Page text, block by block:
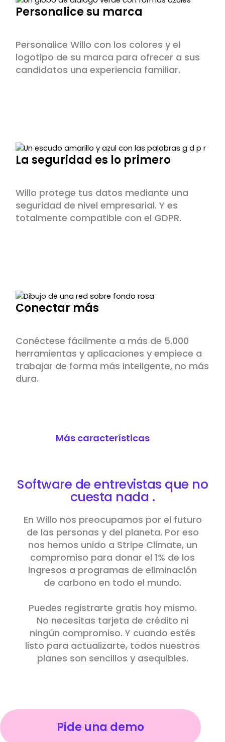
Personalice su marca
Personalice Willo con los colores y el
logotipo de su marca para ofrecer a sus
candidatos una experiencia familiar.
La seguridad es lo primero
Willo protege tus datos mediante una
seguridad de nivel empresarial. Y es
totalmente compatible con el GDPR.
Conectar más
Conéctese fácilmente a más de 5.000
herramientas y aplicaciones y empiece a
trabajar de forma más inteligente, no más
dura.
Más características
Software de entrevistas que no
cuesta nada .
En Willo nos preocupamos por el futuro
de las personas y del planeta. Por eso
nos hemos unido a Stripe Climate, un
compromiso para donar el 1% de los
ingresos a programas de eliminación
de carbono en todo el mundo.
Puedes registrarte gratis hoy mismo.
No necesitas tarjeta de crédito ni
ningún compromiso. Y cuando estés
listo para actualizarte, todos nuestros
planes son sencillos y asequibles.
Pide una demo